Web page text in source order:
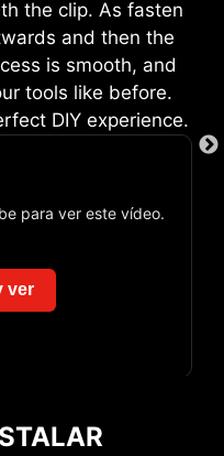
the clip. As fasten
and then the
is smooth, and
tools like before.
DIY experience.
para ver este vídeo.
ver
DE
ARGB funcione
la
XMP
para
la
impulsadas por